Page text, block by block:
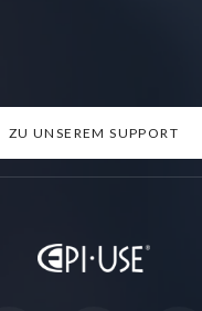
ZU UNSEREM SUPPORT